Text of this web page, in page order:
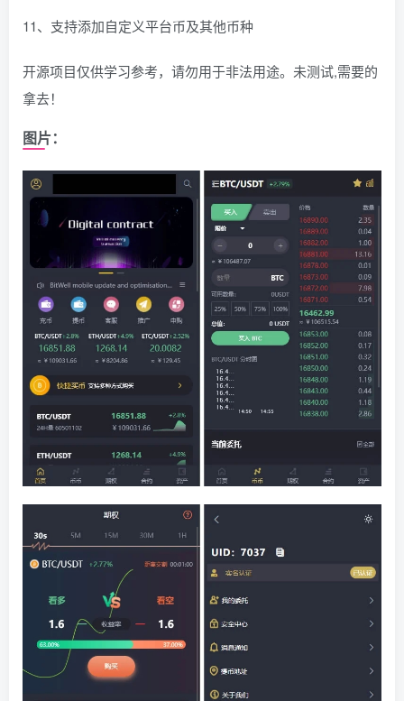
11、支持添加自定义平台币及其他币种
开源项目仅供学习参考，请勿用于非法用途。未测试,需要的
拿去！
图片：